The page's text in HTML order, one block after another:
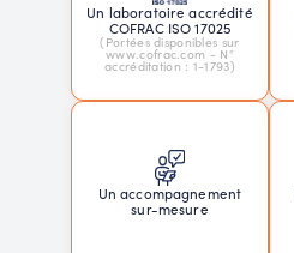
Un laboratoire accrédité
COFRAC ISO 17025
(Portées disponibles sur
www.cofrac.com - N°
accréditation : 1-1793)
Un accompagnement
sur-mesure